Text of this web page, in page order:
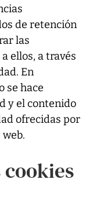
de retención
las
ellos, a través
En
se hace
y el contenido
ofrecidas por
cookies